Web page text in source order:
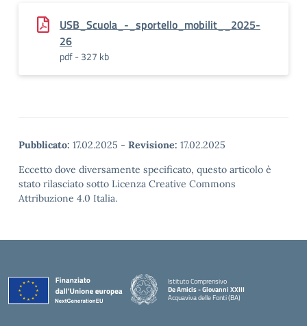
USB_Scuola_-_sportello_mobilit__2025-
26
pdf - 327 kb
Pubblicato: 17.02.2025 - Revisione: 17.02.2025
Eccetto dove diversamente specificato, questo articolo è
stato rilasciato sotto Licenza Creative Commons
Attribuzione 4.0 Italia.
Istituto Comprensivo
De Amicis - Giovanni XXIII
Acquaviva delle Fonti (BA)
— Visita la pagina iniziale della scuola